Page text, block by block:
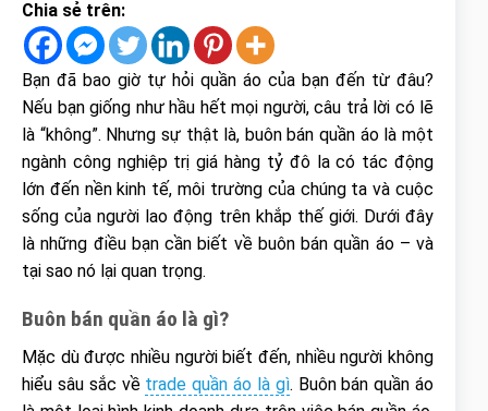
Chia sẻ trên:
Bạn đã bao giờ tự hỏi quần áo của bạn đến từ đâu?
Nếu bạn giống như hầu hết mọi người, câu trả lời có lẽ
là “không”. Nhưng sự thật là, buôn bán quần áo là một
ngành công nghiệp trị giá hàng tỷ đô la có tác động
lớn đến nền kinh tế, môi trường của chúng ta và cuộc
sống của người lao động trên khắp thế giới. Dưới đây
là những điều bạn cần biết về buôn bán quần áo – và
tại sao nó lại quan trọng.
Buôn bán quần áo là gì?
Mặc dù được nhiều người biết đến, nhiều người không
hiểu sâu sắc về trade quần áo là gì. Buôn bán quần áo